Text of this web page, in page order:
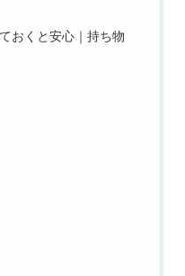
おくと安心｜持ち物